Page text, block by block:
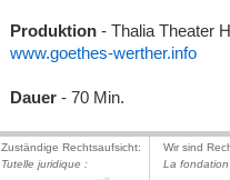
Produktion - Thalia Theater
www.goethes-werther.info
Dauer - 70 Min.
Zuständige Rechtsaufsicht:
Tutelle juridique :
Wir sind
La